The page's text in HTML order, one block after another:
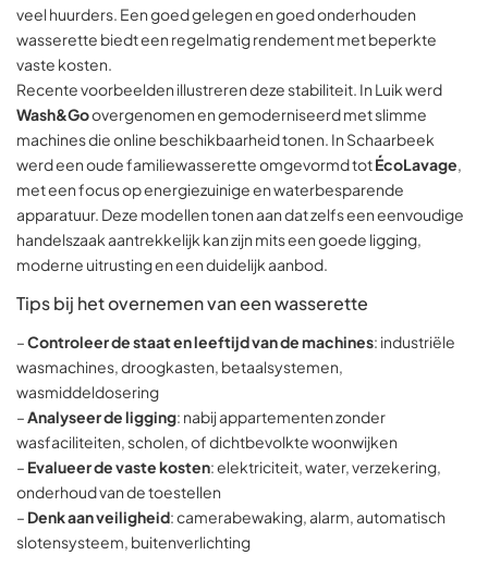
veel huurders. Een goed gelegen en goed onderhouden
wasserette biedt een regelmatig rendement met beperkte
vaste kosten.
Recente voorbeelden illustreren deze stabiliteit. In Luik werd
Wash&Goovergenomen en gemoderniseerd met slimme
machines die online beschikbaarheid tonen. In Schaarbeek
werd een oude familiewasserette omgevormd totÉcoLavage,
met een focus op energiezuinige en waterbesparende
apparatuur. Deze modellen tonen aan dat zelfs een eenvoudige
handelszaak aantrekkelijk kan zijn mits een goede ligging,
moderne uitrusting en een duidelijk aanbod.
Tips bij het overnemen van een wasserette
–Controleer de staat en leeftijd van de machines: industriële
wasmachines, droogkasten, betaalsystemen,
wasmiddeldosering
–Analyseer de ligging: nabij appartementen zonder
wasfaciliteiten, scholen, of dichtbevolkte woonwijken
– Evalueer de vaste kosten: elektriciteit, water, verzekering,
onderhoud van de toestellen
– Denk aan veiligheid: camerabewaking, alarm, automatisch
slotensysteem, buitenverlichting